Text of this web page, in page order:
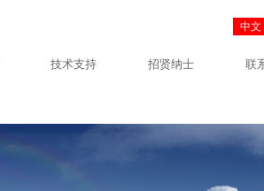
中文
技术支持 招贤纳士 联